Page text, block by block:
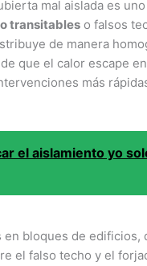
mal aislada es
transitables o falsos
de manera
que el calor escape
más
el aislamiento yo
bloques de edificios,
el falso techo y el